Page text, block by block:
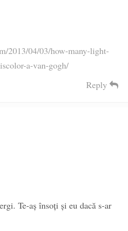
2013/04/03/how-many-light-
a-van-gogh/
Reply
Te-aș însoți și eu dacă s-ar